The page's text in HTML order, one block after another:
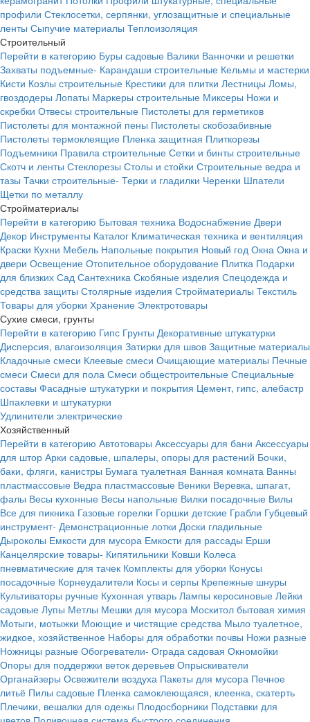
профили Стеклосетки, серпянки, углозащитные и специальные
ленты Сыпучие материалы Теплоизоляция
Строительный
Перейти в категорию Буры садовые Валики Ванночки и решетки
Захваты подъемные- Карандаши строительные Кельмы и мастерки
Кисти Козлы строительные Крестики для плитки Лестницы Ломы,
гвоздодеры Лопаты Маркеры строительные Миксеры Ножи и
скребки Отвесы строительные Пистолеты для герметиков
Пистолеты для монтажной пены Пистолеты скобозабивные
Пистолеты термоклеящие Пленка защитная Плиткорезы
Подъемники Правила строительные Сетки и бинты строительные
Скотч и ленты Стеклорезы Столы и стойки Строительные ведра и
тазы Тачки строительные- Терки и гладилки Черенки Шпатели
Щетки по металлу
Стройматериалы
Перейти в категорию Бытовая техника Водоснабжение Двери
Декор Инструменты Каталог Климатическая техника и вентиляция
Краски Кухни Мебель Напольные покрытия Новый год Окна Окна и
двери Освещение Отопительное оборудование Плитка Подарки
для близких Сад Сантехника Скобяные изделия Спецодежда и
средства защиты Столярные изделия Стройматериалы Текстиль
Товары для уборки Хранение Электротовары
Сухие смеси, грунты
Перейти в категорию Гипс Грунты Декоративные штукатурки
Дисперсия, влагоизоляция Затирки для швов Защитные материалы
Кладочные смеси Клеевые смеси Очищающие материалы Печные
смеси Смеси для пола Смеси общестроительные Специальные
составы Фасадные штукатурки и покрытия Цемент, гипс, алебастр
Шпаклевки и штукатурки
Удлинители электрические
Хозяйственный
Перейти в категорию Автотовары Аксессуары для бани Аксессуары
для штор Арки садовые, шпалеры, опоры для растений Бочки,
баки, фляги, канистры Бумага туалетная Ванная комната Ванны
пластмассовые Ведра пластмассовые Веники Веревка, шпагат,
фалы Весы кухонные Весы напольные Вилки посадочные Вилы
Все для пикника Газовые горелки Горшки детские Грабли Губцевый
инструмент- Демонстрационные лотки Доски гладильные
Дыроколы Емкости для мусора Емкости для рассады Ерши
Канцелярские товары- Кипятильники Ковши Колеса
пневматические для тачек Комплекты для уборки Конусы
посадочные Корнеудалители Косы и серпы Крепежные шнуры
Культиваторы ручные Кухонная утварь Лампы керосиновые Лейки
садовые Лупы Метлы Мешки для мусора Москитол бытовая химия
Мотыги, мотыжки Моющие и чистящие средства Мыло туалетное,
жидкое, хозяйственное Наборы для обработки почвы Ножи разные
Ножницы разные Обогреватели- Ограда садовая Окномойки
Опоры для поддержки веток деревьев Опрыскиватели
Органайзеры Освежители воздуха Пакеты для мусора Печное
литьё Пилы садовые Пленка самоклеющаяся, клеенка, скатерть
Плечики, вешалки для одежы Плодосборники Подставки для